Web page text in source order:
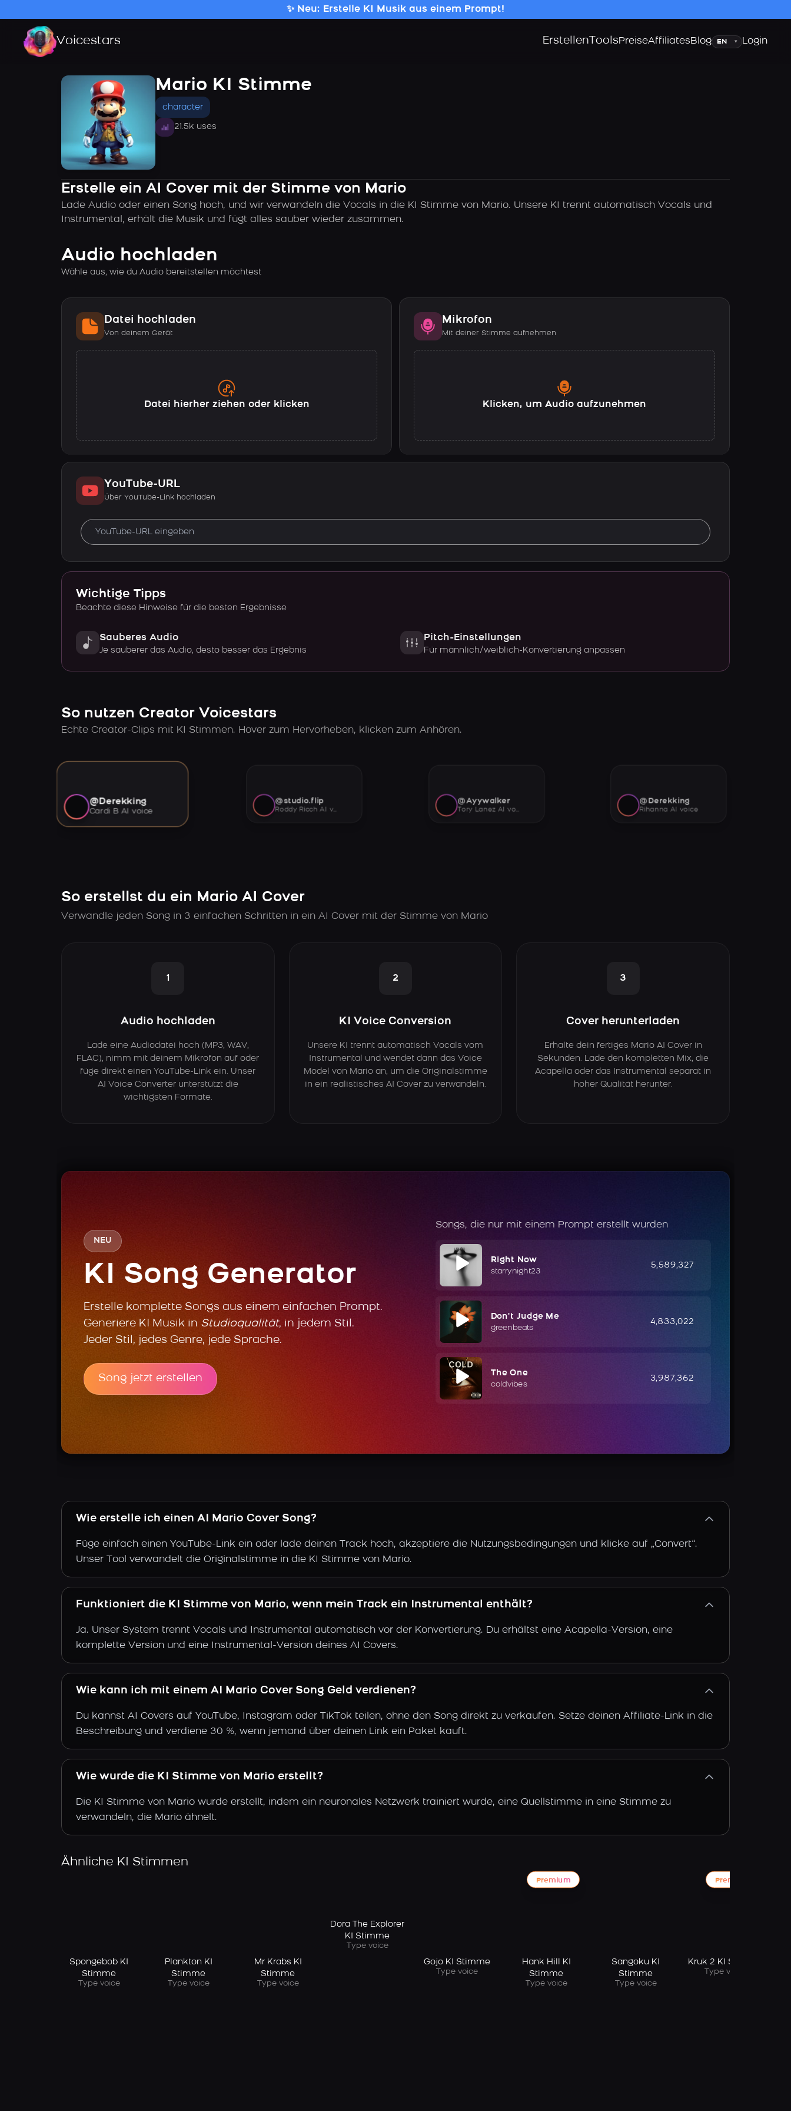
✨ Neu: Erstelle KI Musik aus einem Prompt!
Voicestars Erstellen ToolsPreiseAffiliatesBlogSprache
▾ Login
Mario KI Stimme
character
21.5k uses
Erstelle ein AI Cover mit der Stimme von Mario
Lade Audio oder einen Song hoch, und wir verwandeln die Vocals in die KI Stimme von Mario. Unsere KI trennt automatisch Vocals und
Instrumental, erhält die Musik und fügt alles sauber wieder zusammen.
Audio hochladen
Wähle aus, wie du Audio bereitstellen möchtest
Datei hochladen
Von deinem Gerät
Datei hierher ziehen oder klicken
Mikrofon
Mit deiner Stimme aufnehmen
Klicken, um Audio aufzunehmen
YouTube-URL
Über YouTube-Link hochladen
Wichtige Tipps
Beachte diese Hinweise für die besten Ergebnisse
Sauberes Audio
Je sauberer das Audio, desto besser das Ergebnis
Pitch-Einstellungen
Für männlich/weiblich-Konvertierung anpassen
So nutzen Creator Voicestars
Echte Creator-Clips mit KI Stimmen. Hover zum Hervorheben, klicken zum Anhören.
@Derekking
Cardi B AI voice
@studio.flip
Roddy Ricch AI voice
@Ayywalker
Tory Lanez AI voice
@Derekking
Rihanna AI voice
So erstellst du ein Mario AI Cover
Verwandle jeden Song in 3 einfachen Schritten in ein AI Cover mit der Stimme von Mario
1
Audio hochladen
Lade eine Audiodatei hoch (MP3, WAV,
FLAC), nimm mit deinem Mikrofon auf oder
füge direkt einen YouTube-Link ein. Unser
AI Voice Converter unterstützt die
wichtigsten Formate.
2
KI Voice Conversion
Unsere KI trennt automatisch Vocals vom
Instrumental und wendet dann das Voice
Model von Mario an, um die Originalstimme
in ein realistisches AI Cover zu verwandeln.
3
Cover herunterladen
Erhalte dein fertiges Mario AI Cover in
Sekunden. Lade den kompletten Mix, die
Acapella oder das Instrumental separat in
hoher Qualität herunter.
NEU
KI Song Generator
Erstelle komplette Songs aus einem einfachen Prompt.
Generiere KI Musik in Studioqualität, in jedem Stil.
Jeder Stil, jedes Genre, jede Sprache.
Song jetzt erstellen
Songs, die nur mit einem Prompt erstellt wurden
Right Now
starrynight23
5,589,327
Don't Judge Me
greenbeats
4,833,022
The One
coldvibes
3,987,362
Wie erstelle ich einen AI Mario Cover Song?
Füge einfach einen YouTube-Link ein oder lade deinen Track hoch, akzeptiere die Nutzungsbedingungen und klicke auf „Convert“.
Unser Tool verwandelt die Originalstimme in die KI Stimme von Mario.
Funktioniert die KI Stimme von Mario, wenn mein Track ein Instrumental enthält?
Ja. Unser System trennt Vocals und Instrumental automatisch vor der Konvertierung. Du erhältst eine Acapella-Version, eine
komplette Version und eine Instrumental-Version deines AI Covers.
Wie kann ich mit einem AI Mario Cover Song Geld verdienen?
Du kannst AI Covers auf YouTube, Instagram oder TikTok teilen, ohne den Song direkt zu verkaufen. Setze deinen Affiliate-Link in die
Beschreibung und verdiene 30 %, wenn jemand über deinen Link ein Paket kauft.
Wie wurde die KI Stimme von Mario erstellt?
Die KI Stimme von Mario wurde erstellt, indem ein neuronales Netzwerk trainiert wurde, eine Quellstimme in eine Stimme zu
verwandeln, die Mario ähnelt.
Ähnliche KI Stimmen
Spongebob KI
Stimme
Type voice
Plankton KI
Stimme
Type voice
Mr Krabs KI
Stimme
Type voice
Dora The Explorer
KI Stimme
Type voice
Gojo KI Stimme
Type voice
Premium
Hank Hill KI
Stimme
Type voice
Sangoku KI
Stimme
Type voice
Premium
Kruk 2 KI Stimme
Type voice